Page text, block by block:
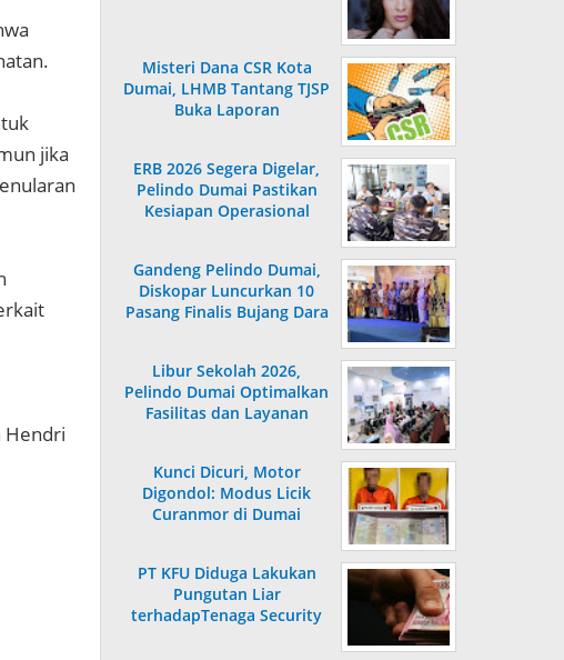
jika
Hendri
Misteri Dana CSR Kota
Dumai, LHMB Tantang TJSP
Buka Laporan
ERB 2026 Segera Digelar,
Pelindo Dumai Pastikan
Kesiapan Operasional
Gandeng Pelindo Dumai,
Diskopar Luncurkan 10
Pasang Finalis Bujang Dara
Libur Sekolah 2026,
Pelindo Dumai Optimalkan
Fasilitas dan Layanan
Kunci Dicuri, Motor
Digondol: Modus Licik
Curanmor di Dumai
PT KFU Diduga Lakukan
Pungutan Liar
terhadapTenaga Security